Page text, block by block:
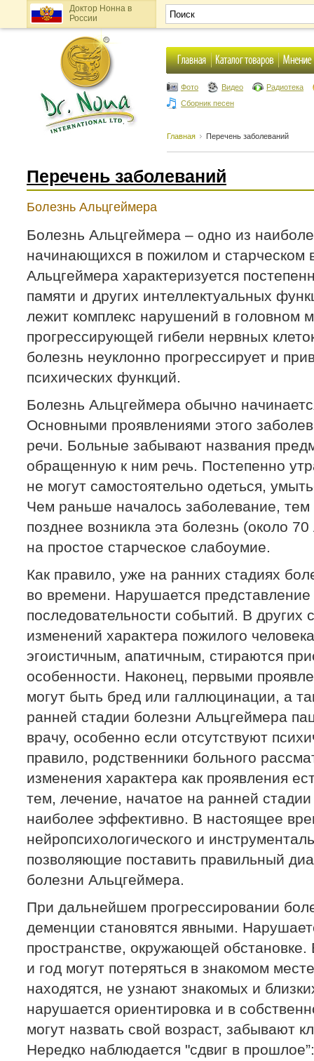
Доктор Нонна в
России
Фото Видео
Радиотека
Сборник песен
Главная Перечень заболеваний
Перечень заболеваний
Болезнь Альцгеймера
Болезнь Альцгеймера – одно из
начинающихся в пожилом и старческом
Альцгеймера характеризуется
памяти и других интеллектуальных
лежит комплекс нарушений в головном
прогрессирующей гибели нервных
болезнь неуклонно прогрессирует и
психических функций.
Болезнь Альцгеймера обычно
Основными проявлениями этого
речи. Больные забывают названия
обращенную к ним речь. Постепенно
не могут самостоятельно одеться,
Чем раньше началось заболевание, тем
позднее возникла эта болезнь (около
на простое старческое слабоумие.
Как правило, уже на ранних стадиях
во времени. Нарушается
последовательности событий. В других
изменений характера пожилого
эгоистичным, апатичным, стираются
особенности. Наконец, первыми
могут быть бред или галлюцинации, а
ранней стадии болезни Альцгеймера
врачу, особенно если отсутствуют
правило, родственники больного
изменения характера как проявления
тем, лечение, начатое на ранней
наиболее эффективно. В настоящее
нейропсихологического и
позволяющие поставить правильный
болезни Альцгеймера.
При дальнейшем прогрессировании
деменции становятся явными.
пространстве, окружающей
и год могут потеряться в знакомом
находятся, не узнают знакомых и
нарушается ориентировка и в
могут назвать свой возраст, забывают
Нередко наблюдается "сдвиг в